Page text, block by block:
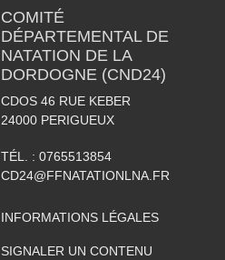
COMITÉ
DÉPARTEMENTAL DE
NATATION DE LA
DORDOGNE (CND24)
CDOS 46 RUE KEBER
24000 PERIGUEUX
TÉL. : 0765513854
CD24@FFNATATIONLNA.FR
INFORMATIONS LÉGALES
SIGNALER UN CONTENU